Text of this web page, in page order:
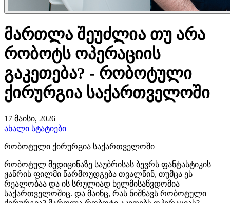
მართლა შეუძლია თუ არა
რობოტს ოპერაციის
გაკეთება? - რობოტული
ქირურგია საქართველოში
17 მაისი, 2026
ახალი სტატიები
რობოტული ქირურგია საქართველოში
რობოტულ მედიცინაზე საუბრისას ბევრს ფანტასტიკის
ჟანრის ფილმი წარმოუდგება თვალწინ, თუმცა ეს
რეალობაა და ის სრულიად ხელმისაწვდომია
საქართველოშიც. და მაინც, რას ნიშნავს რობოტული